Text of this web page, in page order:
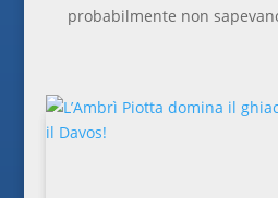
probabilmente non